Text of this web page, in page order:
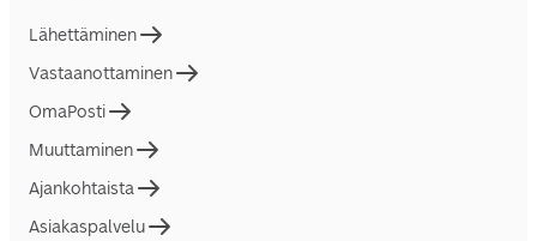
Lähettäminen
Vastaanottaminen
OmaPosti
Muuttaminen
Ajankohtaista
Asiakaspalvelu